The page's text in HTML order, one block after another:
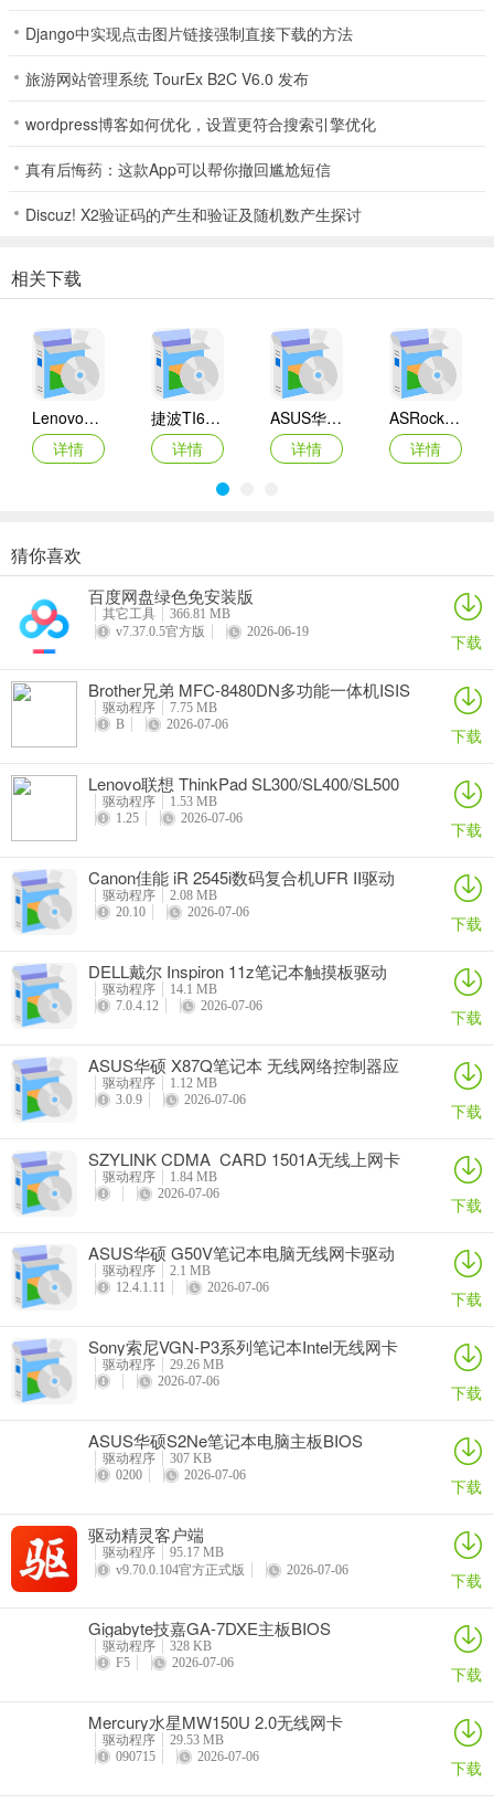
Django中实现点击图片链接强制直接下载的方法
旅游网站管理系统 TourEx B2C V6.0 发布
wordpress博客如何优化，设置更符合搜索引擎优化
真有后悔药：这款App可以帮你撤回尴尬短信
Discuz! X2验证码的产生和验证及随机数产生探讨
相关下载
Lenovo联想 Ideapad Z465/Z565系列笔记本 声卡驱动
详情
捷波TI61AG-A主板BIOS
详情
ASUS华硕F1A55-M LX3 R2.0主板BIOS
详情
ASRock华擎IMB-A160主板BIOS
详情
奥睿科PAS3062-2E/PAS3062-2S/PAS3064-2S2E系列扩展卡驱动
详情
Canon佳能 PowerShot A310 WIA驱动
详情
AMD Mobility Radeon HD 2000/HD 3000/HD 4000/HD 5000系列移动显卡催化剂驱动
映泰Hi-Fi H77S 5.x主板BIOS
猜你喜欢
百度网盘绿色免安装版
其它工具
366.81 MB
v7.37.0.5官方版
2026-06-19 下载
Brother兄弟 MFC-8480DN多功能一体机ISIS
驱动
驱动程序
7.75 MB
B
2026-07-06 下载
Lenovo联想 ThinkPad SL300/SL400/SL500
笔记本BIOS
驱动程序
1.53 MB
1.25
2026-07-06 下载
Canon佳能 iR 2545i数码复合机UFR II驱动
驱动程序
2.08 MB
20.10
2026-07-06 下载
DELL戴尔 Inspiron 11z笔记本触摸板驱动
驱动程序
14.1 MB
7.0.4.12
2026-07-06 下载
ASUS华硕 X87Q笔记本 无线网络控制器应
用程序
驱动程序
1.12 MB
3.0.9
2026-07-06 下载
SZYLINK CDMA_CARD 1501A无线上网卡
驱动程序
1.84 MB
2026-07-06
下载
ASUS华硕 G50V笔记本电脑无线网卡驱动
驱动程序
2.1 MB
12.4.1.11
2026-07-06 下载
Sony索尼VGN-P3系列笔记本Intel无线网卡
驱动
驱动程序
29.26 MB
2026-07-06
下载
ASUS华硕S2Ne笔记本电脑主板BIOS
驱动程序
307 KB
0200
2026-07-06 下载
驱动精灵客户端
驱动程序
95.17 MB
v9.70.0.104官方正式版
2026-07-06 下载
Gigabyte技嘉GA-7DXE主板BIOS
驱动程序
328 KB
F5
2026-07-06 下载
Mercury水星MW150U 2.0无线网卡
驱动程序
29.53 MB
090715
2026-07-06 下载